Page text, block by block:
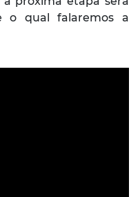
o qual falaremos a